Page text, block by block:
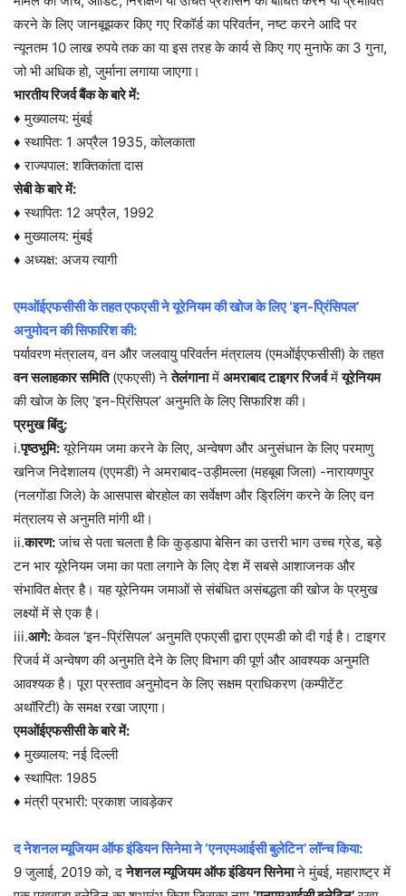
करने के लिए जानबूझकर किए गए रिकॉर्ड का परिवर्तन, नष्ट करने आदि पर
न्यूनतम 10 लाख रुपये तक का या इस तरह के कार्य से किए गए मुनाफे का 3 गुना,
जो भी अधिक हो, जुर्माना लगाया जाएगा।
भारतीय रिजर्व बैंक के बारे में:
♦ मुख्यालय: मुंबई
♦ स्थापित: 1 अप्रैल 1935, कोलकाता
♦ राज्यपाल: शक्तिकांता दास
सेबी के बारे में:
♦ स्थापित: 12 अप्रैल, 1992
♦ मुख्यालय: मुंबई
♦ अध्यक्ष: अजय त्यागी
एमओंईएफसीसी के तहत एफएसी ने यूरेनियम की खोज के लिए ‘इन-प्रिंसिपल’
अनुमोदन की सिफारिश की:
पर्यावरण मंत्रालय, वन और जलवायु परिवर्तन मंत्रालय (एमओंईएफसीसी) के तहत
वन सलाहकार समिति(एफएसी) नेतेलंगानामें अमराबाद टाइगर रिजर्वमेंयूरेनियम
की खोज के लिए ‘इन-प्रिंसिपल’ अनुमति के लिए सिफारिश की।
प्रमुख बिंदु:
i.पृष्ठभूमि:यूरेनियम जमा करने के लिए, अन्वेषण और अनुसंधान के लिए परमाणु
खनिज निदेशालय (एएमडी) ने अमराबाद-उड़ीमल्ला (महबूबा जिला) -नारायणपुर
(नलगोंडा जिले) के आसपास बोरहोल का सर्वेक्षण और ड्रिलिंग करने के लिए वन
मंत्रालय से अनुमति मांगी थी।
ii.कारण:जांच से पता चलता है कि कुड्डापा बेसिन का उत्तरी भाग उच्च ग्रेड, बड़े
टन भार यूरेनियम जमा का पता लगाने के लिए देश में सबसे आशाजनक और
संभावित क्षेत्र है। यह यूरेनियम जमाओं से संबंधित असंबद्धता की खोज के प्रमुख
लक्ष्यों में से एक है।
iii.आगे:केवल ‘इन-प्रिंसिपल’ अनुमति एफएसी द्वारा एएमडी को दी गई है। टाइगर
रिजर्व में अन्वेषण की अनुमति देने के लिए विभाग की पूर्ण और आवश्यक अनुमति
आवश्यक है। पूरा प्रस्ताव अनुमोदन के लिए सक्षम प्राधिकरण (कम्पीटेंट
अथॉरिटी) के समक्ष रखा जाएगा।
एमओंईएफसीसी के बारे में:
♦ मुख्यालय: नई दिल्ली
♦ स्थापित: 1985
♦ मंत्री प्रभारी: प्रकाश जावड़ेकर
द नेशनल म्यूजियम ऑफ इंडियन सिनेमा ने ‘एनएमआईसी बुलेटिन’ लॉन्च किया:
9 जुलाई, 2019 को, दनेशनल म्यूजियम ऑफ इंडियन सिनेमाने मुंबई, महाराष्ट्र में